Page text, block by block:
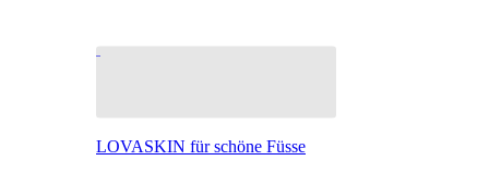
LOVASKIN für schöne Füsse